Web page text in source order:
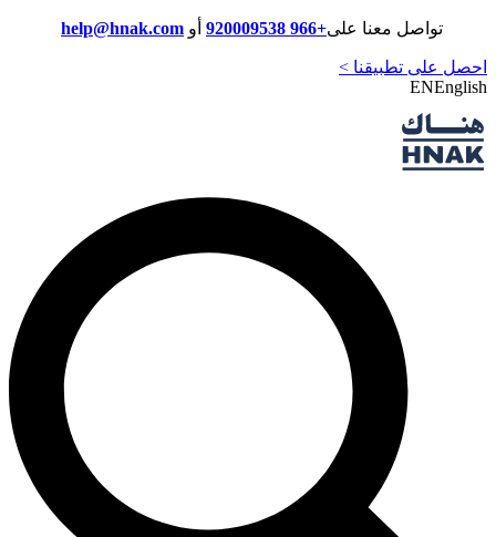
تواصل معنا على+966 920009538 أو help@hnak.com
احصل على تطبيقنا >
ENEnglish